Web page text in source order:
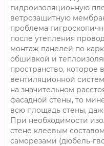
гидроизоляционную
ветрозащитную
проблема
после утепления
монтаж панелей по
обшивкой и
пространство, которое
вентиляционной
на значительном
фасадной стены, то
всю площадь стены,
При необходимости
стене клеевым
саморезами (дюбель-